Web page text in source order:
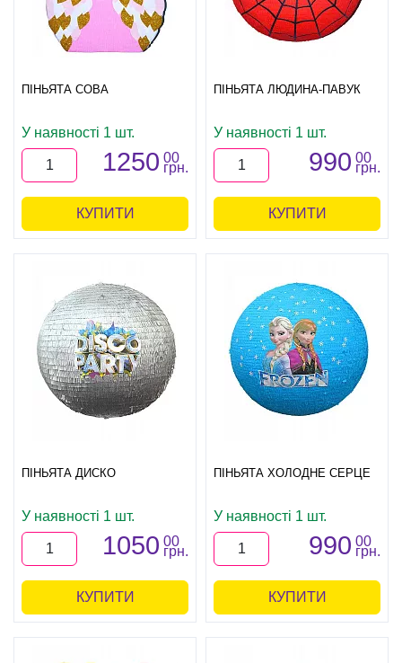
ПІНЬЯТА СОВА
У наявності 1 шт.
1250 00
грн.
КУПИТИ
ПІНЬЯТА ЛЮДИНА-ПАВУК
У наявності 1 шт.
990 00
грн.
КУПИТИ
ПІНЬЯТА ДИСКО
У наявності 1 шт.
1050 00
грн.
КУПИТИ
ПІНЬЯТА ХОЛОДНЕ СЕРЦЕ
У наявності 1 шт.
990 00
грн.
КУПИТИ